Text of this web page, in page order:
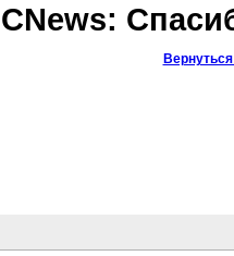
CNews: